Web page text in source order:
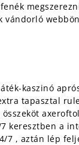
kaszinó
tapasztal
keresztben a
7 , aztán lép